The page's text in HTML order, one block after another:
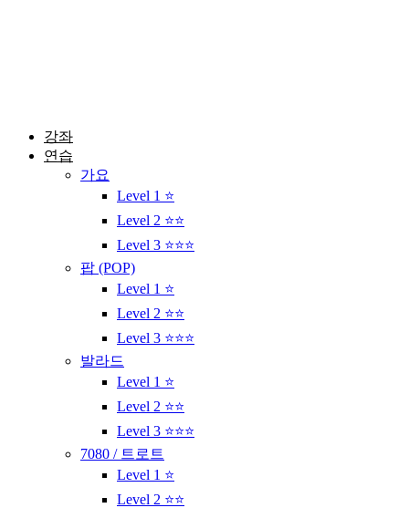
강좌
연습
가요
Level 1 ⭐
Level 2 ⭐⭐
Level 3 ⭐⭐⭐
팝 (POP)
Level 1 ⭐
Level 2 ⭐⭐
Level 3 ⭐⭐⭐
발라드
Level 1 ⭐
Level 2 ⭐⭐
Level 3 ⭐⭐⭐
7080 / 트로트
Level 1 ⭐
Level 2 ⭐⭐